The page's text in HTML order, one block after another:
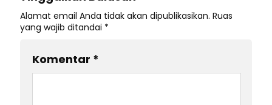
Alamat email Anda tidak akan dipublikasikan. Ruas
yang wajib ditandai *
Komentar *